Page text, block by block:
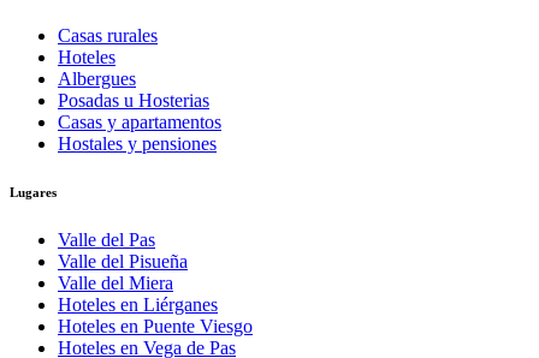
Casas rurales
Hoteles
Albergues
Posadas u Hosterias
Casas y apartamentos
Hostales y pensiones
Lugares
Valle del Pas
Valle del Pisueña
Valle del Miera
Hoteles en Liérganes
Hoteles en Puente Viesgo
Hoteles en Vega de Pas